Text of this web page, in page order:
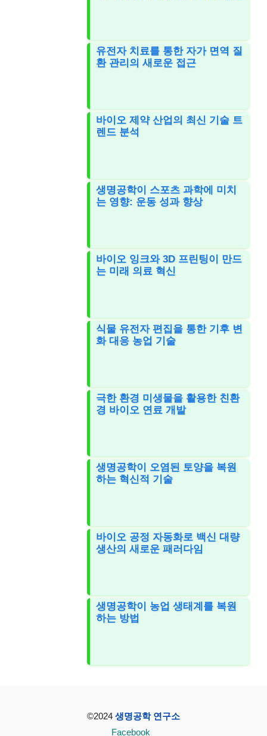
유전자 치료를 통한 자가 면역 질
환 관리의 새로운 접근
바이오 제약 산업의 최신 기술 트
렌드 분석
생명공학이 스포츠 과학에 미치
는 영향: 운동 성과 향상
바이오 잉크와 3D 프린팅이 만드
는 미래 의료 혁신
식물 유전자 편집을 통한 기후 변
화 대응 농업 기술
극한 환경 미생물을 활용한 친환
경 바이오 연료 개발
생명공학이 오염된 토양을 복원
하는 혁신적 기술
바이오 공정 자동화로 백신 대량
생산의 새로운 패러다임
생명공학이 농업 생태계를 복원
하는 방법
©2024 생명공학 연구소
Facebook